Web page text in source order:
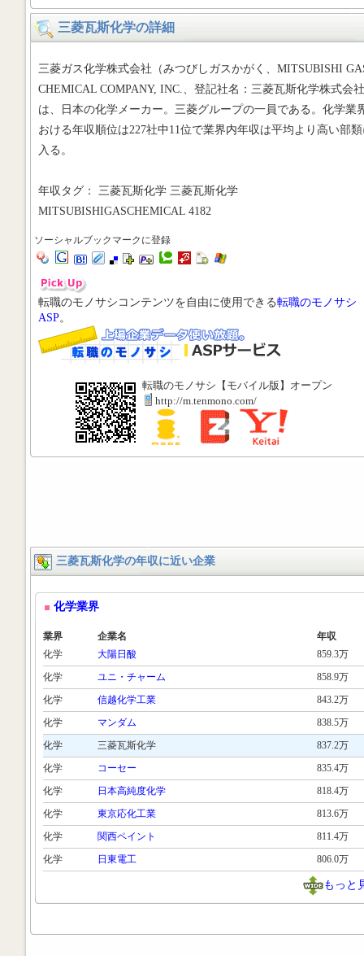
三菱瓦斯化学の詳細
三菱ガス化学株式会社（みつびしガスかがく、MITSUBISHI
CHEMICAL COMPANY, INC.、登記社名：三菱瓦斯化学株式会
は、日本の化学メーカー。三菱グループの一員である。化学業
おける年収順位は227社中11位で業界内年収は平均より高い部
入る。
年収タグ： 三菱瓦斯化学 三菱瓦斯化学
MITSUBISHIGASCHEMICAL 4182
ソーシャルブックマークに登録
転職のモノサシコンテンツを自由に使用できる転職のモノサシ
ASP。
転職のモノサシ【モバイル版】オープン
http://m.tenmono.com/
三菱瓦斯化学の年収に近い企業
化学業界
業界 企業名
年収
化学
大陽日酸
859.3万
化学
ユニ・チャーム
858.9万
化学
信越化学工業
843.2万
化学
マンダム
838.5万
化学
三菱瓦斯化学
837.2万
化学
コーセー
835.4万
化学
日本高純度化学
818.4万
化学
東京応化工業
813.6万
化学
関西ペイント
811.4万
化学
日東電工 806.0万
もっと